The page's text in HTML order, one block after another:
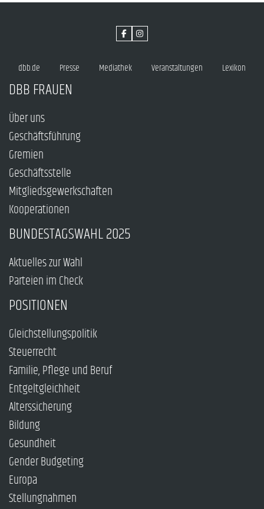
dbb.de Presse Mediathek Veranstaltungen Lexikon
DBB FRAUEN
Über uns
Geschäftsführung
Gremien
Geschäftsstelle
Mitgliedsgewerkschaften
Kooperationen
BUNDESTAGSWAHL 2025
Aktuelles zur Wahl
Parteien im Check
POSITIONEN
Gleichstellungspolitik
Steuerrecht
Familie, Pflege und Beruf
Entgeltgleichheit
Alterssicherung
Bildung
Gesundheit
Gender Budgeting
Europa
Stellungnahmen